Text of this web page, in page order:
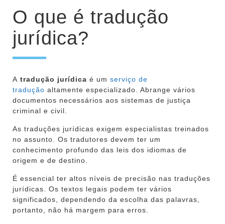
O que é tradução
jurídica?
A tradução jurídica é um serviço de
tradução altamente especializado. Abrange vários
documentos necessários aos sistemas de justiça
criminal e civil.
As traduções jurídicas exigem especialistas treinados
no assunto. Os tradutores devem ter um
conhecimento profundo das leis dos idiomas de
origem e de destino.
É essencial ter altos níveis de precisão nas traduções
jurídicas. Os textos legais podem ter vários
significados, dependendo da escolha das palavras,
portanto, não há margem para erros.